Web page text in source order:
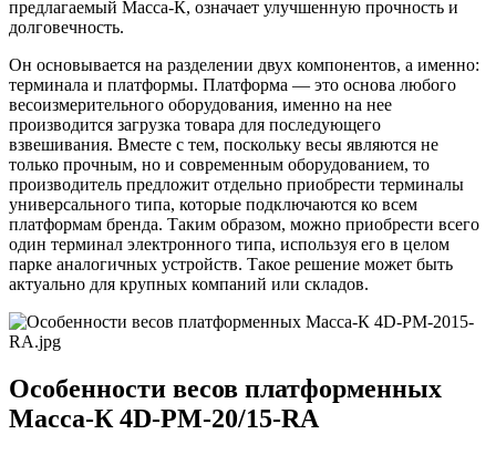
предлагаемый Масса-К, означает улучшенную прочность и
долговечность.
Он основывается на разделении двух компонентов, а именно:
терминала и платформы. Платформа — это основа любого
весоизмерительного оборудования, именно на нее
производится загрузка товара для последующего
взвешивания. Вместе с тем, поскольку весы являются не
только прочным, но и современным оборудованием, то
производитель предложит отдельно приобрести терминалы
универсального типа, которые подключаются ко всем
платформам бренда. Таким образом, можно приобрести всего
один терминал электронного типа, используя его в целом
парке аналогичных устройств. Такое решение может быть
актуально для крупных компаний или складов.
Особенности весов платформенных
Масса-К 4D-PM-20/15-RA